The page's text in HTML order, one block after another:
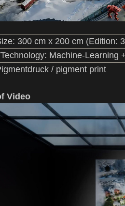
300 cm x 200 cm (Edition:
Machine-Learning
/ pigment print
Video